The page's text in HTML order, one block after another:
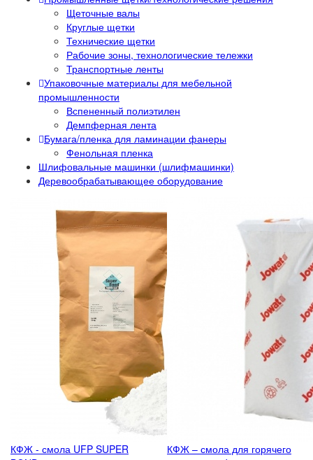
Щеточные валы
Круглые щетки
Технические щетки
Рабочие зоны, технологические тележки
Транспортные ленты
Упаковочные материалы для мебельной
промышленности
Вспененный полиэтилен
Демпферная лента
Бумага/пленка для ламинации фанеры
Фенольная пленка
Шлифовальные машинки (шлифмашинки)
Деревообрабатывающее оборудование
КФЖ - смола UFP SUPER
КФЖ – смола для горячего